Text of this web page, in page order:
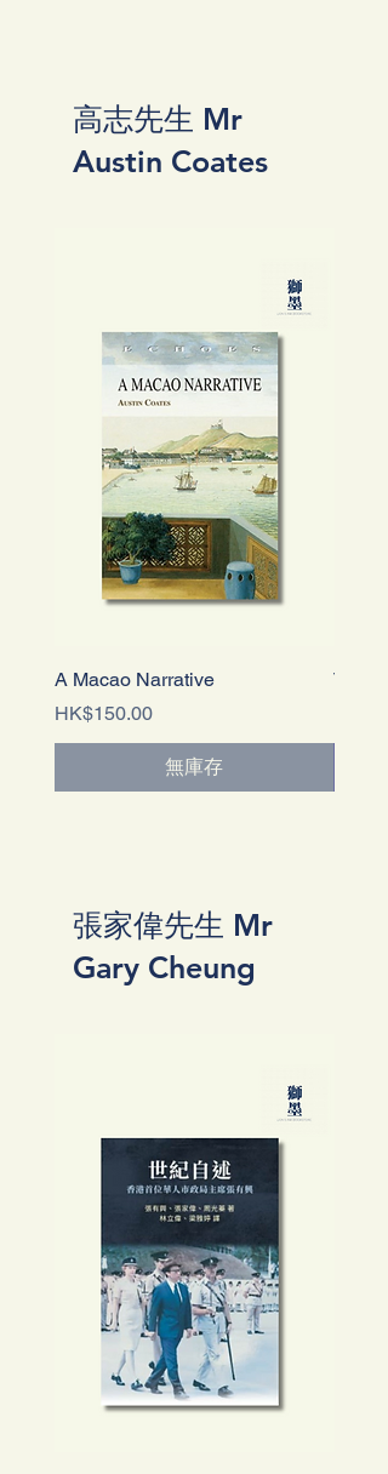
高志先生 Mr
Austin Coates
A Macao Narrative
價格
HK$150.00
無庫存
The
張家偉先生 Mr
Gary Cheung